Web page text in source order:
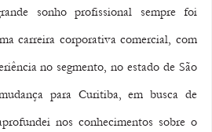
sonho profissional sempre foi
carreira corporativa comercial, com
no segmento, no estado de São
para Curitiba, em busca de
nos conhecimentos sobre o